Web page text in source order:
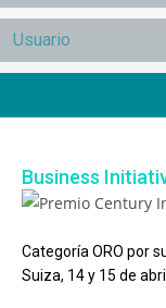
Business
Categoría ORO por
Suiza, 14 y 15 de